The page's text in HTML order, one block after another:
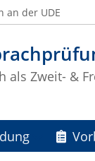
als Zweit- &
an der UDE